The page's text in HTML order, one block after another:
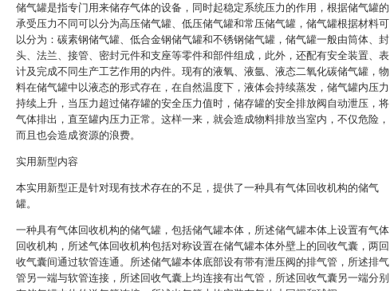
储气罐是指专门用来储存气体的设备，同时起稳定系统压力的作用，根据储气罐的
承受压力不同可以分为高压储气罐、低压储气罐和常压储气罐，储气罐根据材料可
以分为：碳素钢储气罐、低合金钢储气罐和不锈钢储气罐，储气罐一般由筒体、封
头、法兰、接管、密封元件和支座等零件和部件组成，此外，还配有安全装置、表
计及完成不同生产工艺作用的内件。现有的液氧、液氩、液态二氧化碳储气罐，物
料在储气罐中以液态的形式存在，在自然温度下，液体会持续蒸发，储气罐内压力
持续上升，当压力超过储存罐的安全压力值时，储存罐的安全排放阀自动泄压，将
气体排出，直至罐内压力正常。这样一来，就会造成物料排放当室内，不仅危险，
而且也会造成资源的浪费。
实用新型内容
本实用新型正是针对现有技术存在的不足，提供了一种具有气体回收机构的储气
罐。
一种具有气体回收机构的储气罐，包括储气罐本体，所述储气罐本体上设置有气体
回收机构，所述气体回收机构包括对称设置在储气罐本体外壁上的回收气囊，两回
收气囊间通过软管连通。所述储气罐本体底部设有带有泄压阀的排气管，所述排气
管另一端与软管连接，所述回收气囊上均连接有出气管，所述回收气囊另一端分别